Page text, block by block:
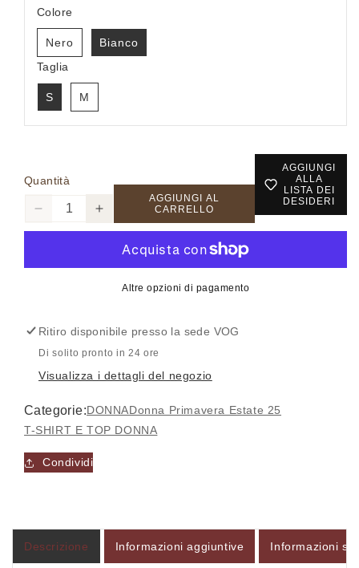
Colore
Nero
Bianco
Taglia
S M
Quantità
Diminuisci
quantità
45490
EIKI
Aumenta
quantità
45490
EIKI
AGGIUNGI AL
CARRELLO
AGGIUNGI
ALLA
LISTA DEI
DESIDERI
Altre opzioni di pagamento
Ritiro disponibile presso la sede VOG
Di solito pronto in 24 ore
Visualizza i dettagli del negozio
Categorie:DONNADonna Primavera Estate 25
T-SHIRT E TOP DONNA
Condividi
Descrizione Informazioni aggiuntive Informazioni
Accesso richiesto
salvati in precedenza.
Login